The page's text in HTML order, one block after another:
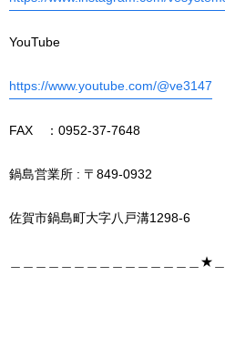
YouTube
https://www.youtube.com/@ve3147
FAX ：0952-37-7648
鍋島営業所 : 〒849-0932
佐賀市鍋島町大字八戸溝1298-6
＿＿＿＿＿＿＿＿＿＿＿＿＿＿＿★